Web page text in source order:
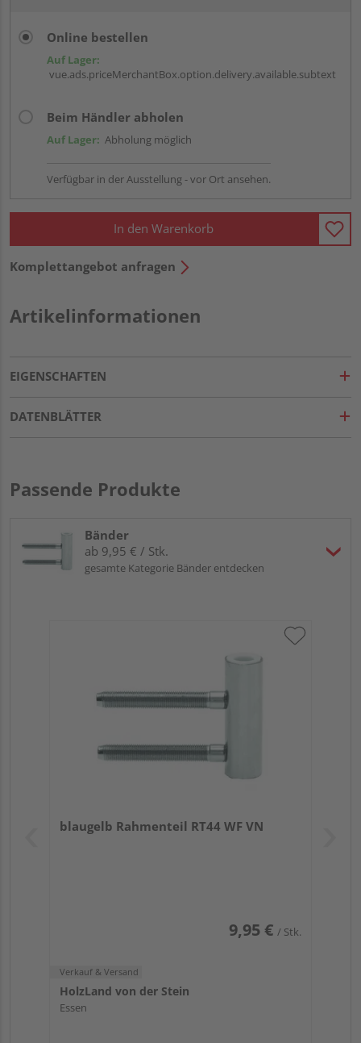
Online bestellen
Auf Lager:
vue.ads.priceMerchantBox.option.delivery.available.subtext
Beim Händler abholen
Auf Lager: Abholung möglich
Verfügbar in der Ausstellung - vor Ort ansehen.
In den Warenkorb
Komplettangebot anfragen
Artikelinformationen
EIGENSCHAFTEN
DATENBLÄTTER
Passende Produkte
Bänder
ab 9,95 € / Stk.
gesamte Kategorie Bänder entdecken
blaugelb Rahmenteil RT44 WF VN
9,95 € / Stk.
Verkauf & Versand
HolzLand von der Stein
Essen